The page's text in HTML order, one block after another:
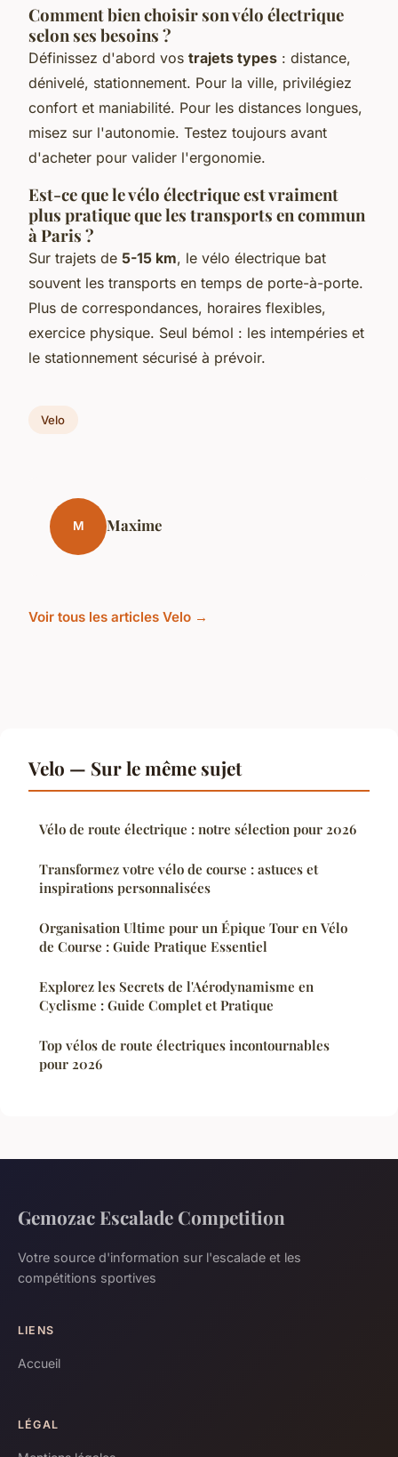
Comment bien choisir son vélo électrique
selon ses besoins ?
Définissez d'abord vos trajets types : distance,
dénivelé, stationnement. Pour la ville, privilégiez
confort et maniabilité. Pour les distances longues,
misez sur l'autonomie. Testez toujours avant
d'acheter pour valider l'ergonomie.
Est-ce que le vélo électrique est vraiment
plus pratique que les transports en commun
à Paris ?
Sur trajets de 5-15 km, le vélo électrique bat
souvent les transports en temps de porte-à-porte.
Plus de correspondances, horaires flexibles,
exercice physique. Seul bémol : les intempéries et
le stationnement sécurisé à prévoir.
Velo
M Maxime
Voir tous les articles Velo →
Velo — Sur le même sujet
Vélo de route électrique : notre sélection pour 2026
Transformez votre vélo de course : astuces et
inspirations personnalisées
Organisation Ultime pour un Épique Tour en Vélo
de Course : Guide Pratique Essentiel
Explorez les Secrets de l'Aérodynamisme en
Cyclisme : Guide Complet et Pratique
Top vélos de route électriques incontournables
pour 2026
Gemozac Escalade Competition
Votre source d'information sur l'escalade et les
compétitions sportives
LIENS
Accueil
LÉGAL